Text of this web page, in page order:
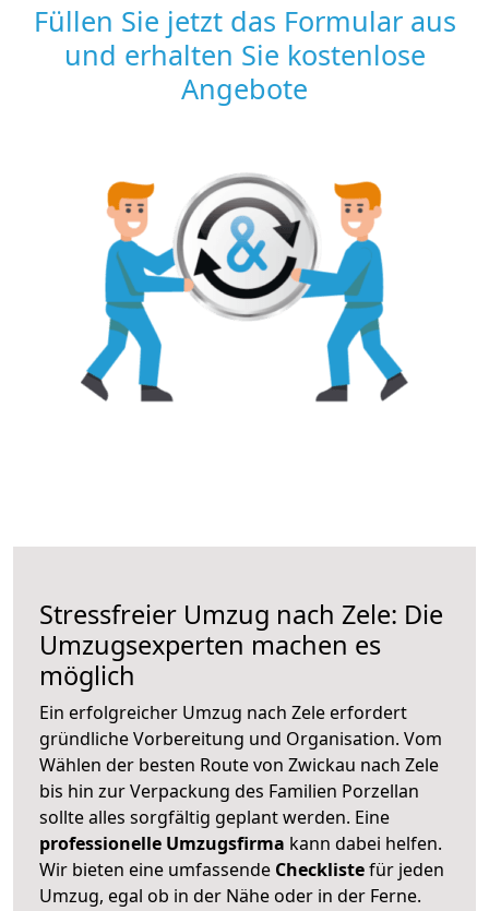
Füllen Sie jetzt das Formular aus
und erhalten Sie kostenlose
Angebote
Stressfreier Umzug nach Zele: Die
Umzugsexperten machen es
möglich
Ein erfolgreicher Umzug nach Zele erfordert
gründliche Vorbereitung und Organisation. Vom
Wählen der besten Route von Zwickau nach Zele
bis hin zur Verpackung des Familien Porzellan
sollte alles sorgfältig geplant werden. Eine
professionelle Umzugsfirma kann dabei helfen.
Wir bieten eine umfassende Checklistefür jeden
Umzug, egal ob in der Nähe oder in der Ferne.